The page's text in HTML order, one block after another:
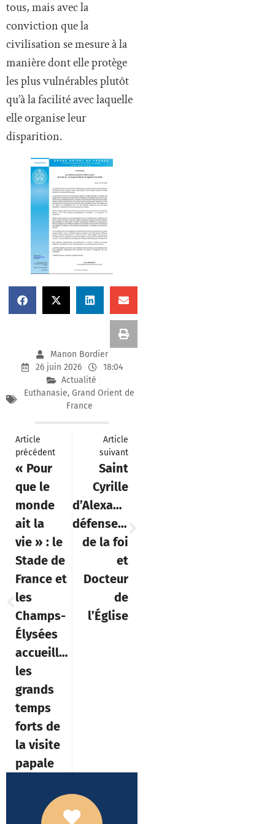
tous, mais avec la
conviction que la
civilisation se mesure à la
manière dont elle protège
les plus vulnérables plutôt
qu’à la facilité avec laquelle
elle organise leur
disparition.
Manon Bordier
26 juin 2026
18:04
Actualité
Euthanasie, Grand Orient de
France
Article
précédent
« Pour
que le
monde
ait la
vie » : le
Stade de
France et
les
Champs-
Élysées
accueilleront
les
grands
temps
forts de
la visite
papale
Article
suivant
Saint
Cyrille
d’Alexandrie,
défenseur
de la foi
et
Docteur
de
l’Église